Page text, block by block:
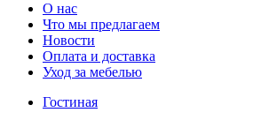
О нас
Что мы предлагаем
Новости
Оплата и доставка
Уход за мебелью
Гостиная